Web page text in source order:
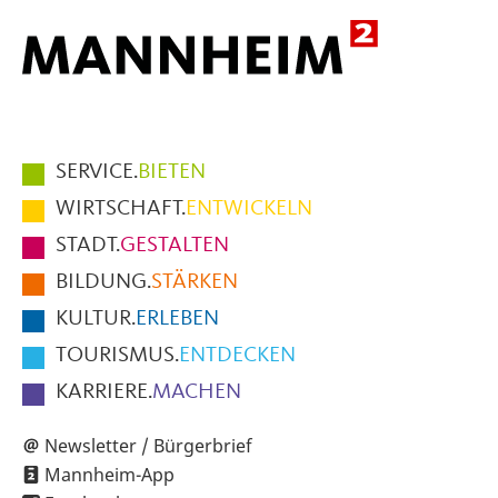
Hauptmenüpunkte
im
Fußbereich
der
Seite
SERVICE.BIETEN
WIRTSCHAFT.ENTWICKELN
STADT.GESTALTEN
BILDUNG.STÄRKEN
KULTUR.ERLEBEN
TOURISMUS.ENTDECKEN
KARRIERE.MACHEN
Newsletter / Bürgerbrief
Mannheim-App